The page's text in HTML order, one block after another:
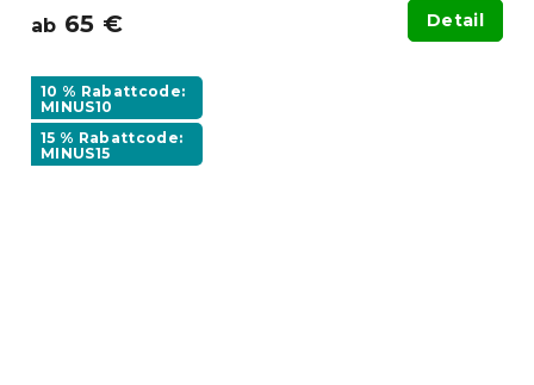
ab 65 € Detail
10 % Rabattcode:
MINUS10
15 % Rabattcode:
MINUS15